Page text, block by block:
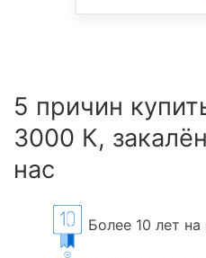
5 причин
3000 К,
нас
Более 10 лет на